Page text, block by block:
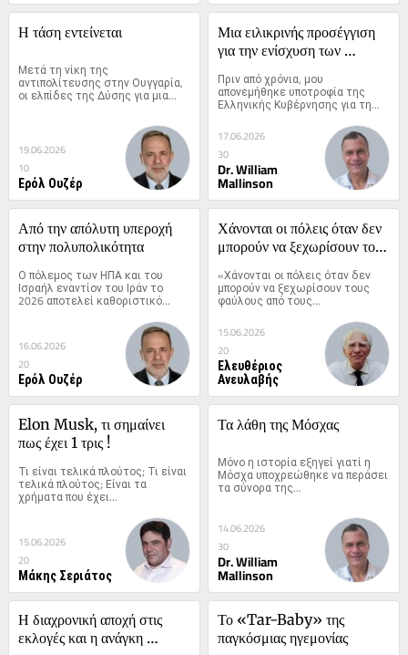
Η τάση εντείνεται
Μετά τη νίκη της
αντιπολίτευσης στην Ουγγαρία,
οι ελπίδες της Δύσης για μια...
19.06.2026
10
Ερόλ Ουζέρ
Μια ειλικρινής προσέγγιση
για την ενίσχυση των
Πριν από χρόνια, μου
απονεμήθηκε υποτροφία της
Ελληνικής Κυβέρνησης για τη...
17.06.2026
30
Dr. William
Mallinson
Από την απόλυτη υπεροχή
στην πολυπολικότητα
Ο πόλεμος των ΗΠΑ και του
Ισραήλ εναντίον του Ιράν το
2026 αποτελεί καθοριστικό...
16.06.2026
20
Ερόλ Ουζέρ
Χάνονται οι πόλεις όταν δεν
μπορούν να ξεχωρίσουν τους
«Χάνονται οι πόλεις όταν δεν
μπορούν να ξεχωρίσουν τους
φαύλους από τους...
15.06.2026
20
Ελευθέριος
Ανευλαβής
Elon Musk, τι σημαίνει
πως έχει 1 τρις !
Τι είναι τελικά πλούτος; Τι είναι
τελικά πλούτος; Είναι τα
χρήματα που έχει...
15.06.2026
20
Μάκης Σεριάτος
Τα λάθη της Μόσχας
Μόνο η ιστορία εξηγεί γιατί η
Μόσχα υποχρεώθηκε να περάσει
τα σύνορα της...
14.06.2026
30
Dr. William
Mallinson
Η διαχρονική αποχή στις
εκλογές και η ανάγκη
Το «Tar-Baby» της
παγκόσμιας ηγεμονίας